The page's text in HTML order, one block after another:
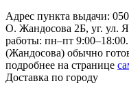
Адрес пункта выдачи:
О. Жандосова 2Б, уг. ул.
работы: пн–пт
(Жандосова) обычно
подробнее на странице
Доставка по городу